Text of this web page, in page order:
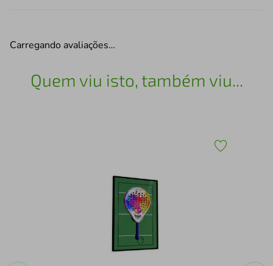
Carregando avaliações…
Quem viu isto, também viu...